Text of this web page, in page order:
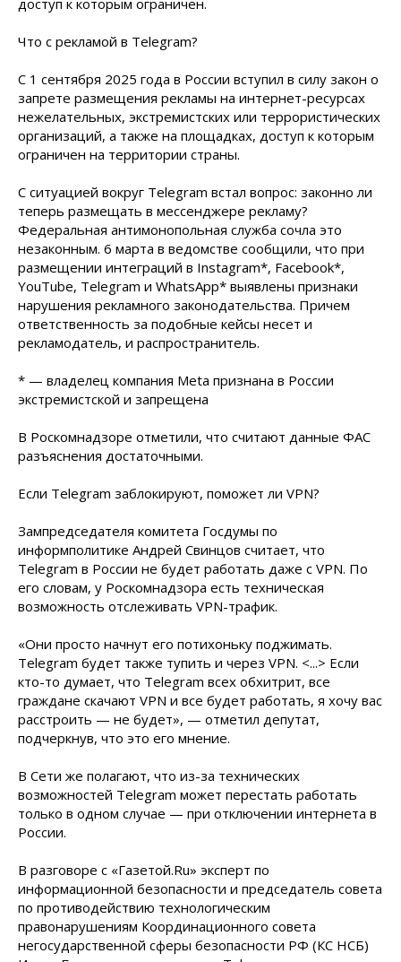
доступ к которым ограничен.
Что с рекламой в Telegram?
С 1 сентября 2025 года в России вступил в силу закон о
запрете размещения рекламы на интернет-ресурсах
нежелательных, экстремистских или террористических
организаций, а также на площадках, доступ к которым
ограничен на территории страны.
С ситуацией вокруг Telegram встал вопрос: законно ли
теперь размещать в мессенджере рекламу?
Федеральная антимонопольная служба сочла это
незаконным. 6 марта в ведомстве сообщили, что при
размещении интеграций в Instagram*, Facebook*,
YouTube, Telegram и WhatsApp* выявлены признаки
нарушения рекламного законодательства. Причем
ответственность за подобные кейсы несет и
рекламодатель, и распространитель.
* — владелец компания Meta признана в России
экстремистской и запрещена
В Роскомнадзоре отметили, что считают данные ФАС
разъяснения достаточными.
Если Telegram заблокируют, поможет ли VPN?
Зампредседателя комитета Госдумы по
информполитике Андрей Свинцов считает, что
Telegram в России не будет работать даже с VPN. По
его словам, у Роскомнадзора есть техническая
возможность отслеживать VPN-трафик.
«Они просто начнут его потихоньку поджимать.
Telegram будет также тупить и через VPN. <...> Если
кто-то думает, что Telegram всех обхитрит, все
граждане скачают VPN и все будет работать, я хочу вас
расстроить — не будет», — отметил депутат,
подчеркнув, что это его мнение.
В Сети же полагают, что из-за технических
возможностей Telegram может перестать работать
только в одном случае — при отключении интернета в
России.
В разговоре с «Газетой.Ru» эксперт по
информационной безопасности и председатель совета
по противодействию технологическим
правонарушениям Координационного совета
негосударственной сферы безопасности РФ (КС НСБ)